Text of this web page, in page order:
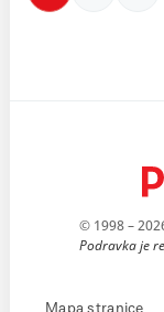
© 1998 –
Podravka je
Mapa stranice